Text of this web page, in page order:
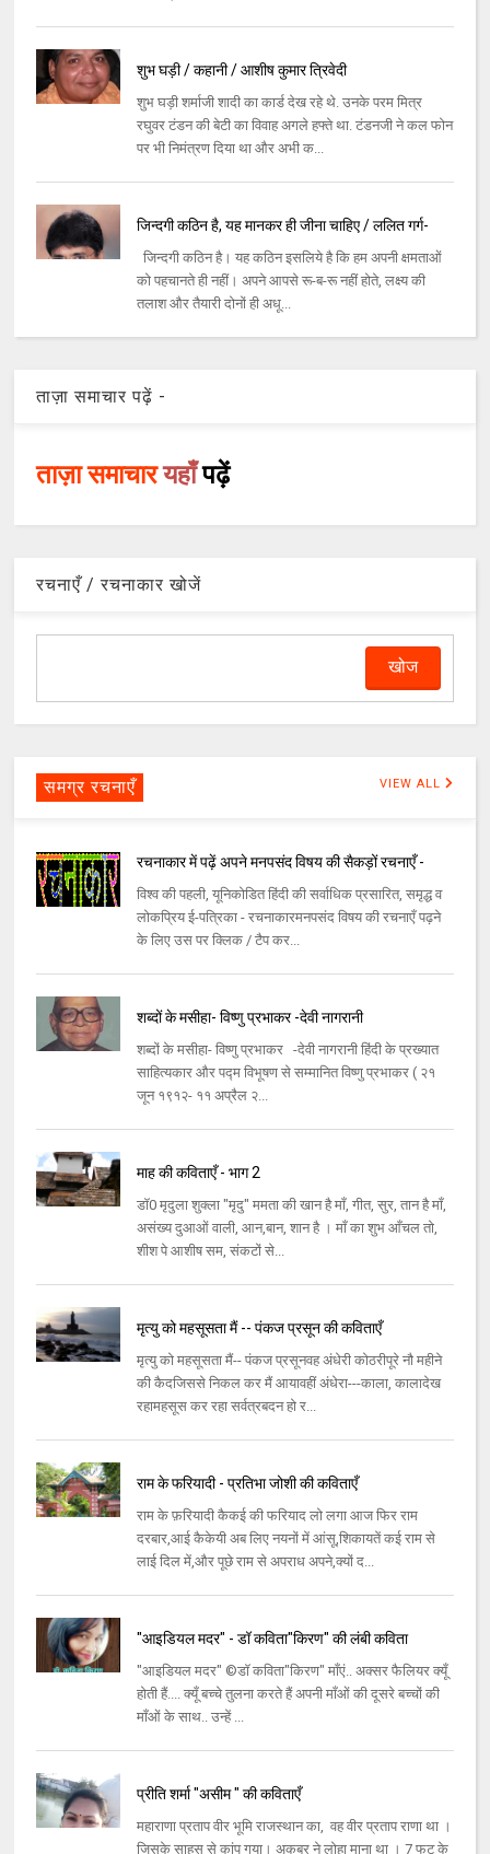
शुभ घड़ी / कहानी / आशीष कुमार त्रिवेदी
शुभ घड़ी शर्माजी शादी का कार्ड देख रहे थे. उनके परम मित्र
रघुवर टंडन की बेटी का विवाह अगले हफ्ते था. टंडनजी ने कल फोन
पर भी निमंत्रण दिया था और अभी क...
जिन्दगी कठिन है, यह मानकर ही जीना चाहिए / ललित गर्ग-
जिन्दगी कठिन है। यह कठिन इसलिये है कि हम अपनी क्षमताओं
को पहचानते ही नहीं। अपने आपसे रू-ब-रू नहीं होते, लक्ष्य की
तलाश और तैयारी दोनों ही अधू...
ताज़ा समाचार पढ़ें -
ताज़ा समाचारयहाँपढ़ें
रचनाएँ / रचनाकार खोजें
समग्र रचनाएँ VIEW ALL
रचनाकार में पढ़ें अपने मनपसंद विषय की सैकड़ों रचनाएँ -
विश्व की पहली, यूनिकोडित हिंदी की सर्वाधिक प्रसारित, समृद्ध व
लोकप्रिय ई-पत्रिका - रचनाकारमनपसंद विषय की रचनाएँ पढ़ने
के लिए उस पर क्लिक / टैप कर...
शब्दों के मसीहा- विष्णु प्रभाकर -देवी नागरानी
शब्दों के मसीहा- विष्णु प्रभाकर -देवी नागरानी हिंदी के प्रख्यात
साहित्यकार और पद्म विभूषण से सम्मानित विष्णु प्रभाकर ( २१
जून १९१२- ११ अप्रैल २...
माह की कविताएँ - भाग 2
डॉ0 मृदुला शुक्ला "मृदु" ममता की खान है माँ, गीत, सुर, तान है माँ,
असंख्य दुआओं वाली, आन,बान, शान है । माँ का शुभ आँचल तो,
शीश पे आशीष सम, संकटों से...
मृत्यु को महसूसता मैं -- पंकज प्रसून की कविताएँ
मृत्यु को महसूसता मैं-- पंकज प्रसूनवह अंधेरी कोठरीपूरे नौ महीने
की कैदजिससे निकल कर मैं आयावहीं अंधेरा---काला, कालादेख
रहामहसूस कर रहा सर्वत्रबदन हो र...
राम के फरियादी - प्रतिभा जोशी की कविताएँ
राम के फ़रियादी कैकई की फरियाद लो लगा आज फिर राम
दरबार,आई कैकेयी अब लिए नयनों में आंसू,शिकायतें कई राम से
लाई दिल में,और पूछे राम से अपराध अपने,क्यों द...
"आइडियल मदर" - डॉ कविता"किरण" की लंबी कविता
"आइडियल मदर" ©डॉ कविता"किरण" माँएं.. अक्सर फैलियर क्यूँ
होती हैं.... क्यूँ बच्चे तुलना करते हैं अपनी माँओं की दूसरे बच्चों की
माँओं के साथ.. उन्हें ...
प्रीति शर्मा "असीम " की कविताएँ
महाराणा प्रताप वीर भूमि राजस्थान का, वह वीर प्रताप राणा था ।
जिसके साहस से कांप गया। अकबर ने लोहा माना था । 7 फुट के